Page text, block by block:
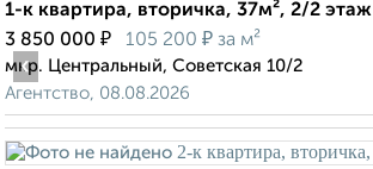
1-к квартира, вторичка, 37м², 2/2 этаж
3 850 000 ₽ 105 200 ₽ за м²
мкр. Центральный, Советская 10/2
Агентство, 08.08.2026
‹